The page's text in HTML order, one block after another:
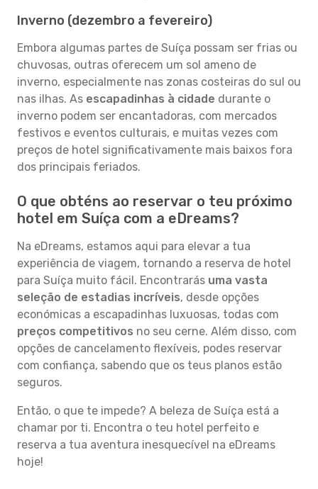
Inverno (dezembro a fevereiro)
Embora algumas partes de Suíça possam ser frias ou
chuvosas, outras oferecem um sol ameno de
inverno, especialmente nas zonas costeiras do sul ou
nas ilhas. As escapadinhas à cidade durante o
inverno podem ser encantadoras, com mercados
festivos e eventos culturais, e muitas vezes com
preços de hotel significativamente mais baixos fora
dos principais feriados.
O que obténs ao reservar o teu próximo
hotel em Suíça com a eDreams?
Na eDreams, estamos aqui para elevar a tua
experiência de viagem, tornando a reserva de hotel
para Suíça muito fácil. Encontrarás uma vasta
seleção de estadias incríveis, desde opções
económicas a escapadinhas luxuosas, todas com
preços competitivos no seu cerne. Além disso, com
opções de cancelamento flexíveis, podes reservar
com confiança, sabendo que os teus planos estão
seguros.
Então, o que te impede? A beleza de Suíça está a
chamar por ti. Encontra o teu hotel perfeito e
reserva a tua aventura inesquecível na eDreams
hoje!